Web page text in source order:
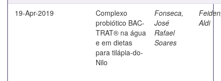
19-Apr-2019
Complexo
probiótico BAC-
TRAT® na água
e em dietas
para tilápia-do-
Nilo
Fonseca,
José
Rafael
Soares
Aldi